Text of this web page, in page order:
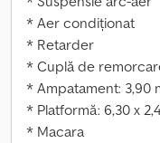
* Aer condiționat
* Retarder
* Cuplă de
* Ampatament: 3,90
* Platformă: 6,30 x
* Macara